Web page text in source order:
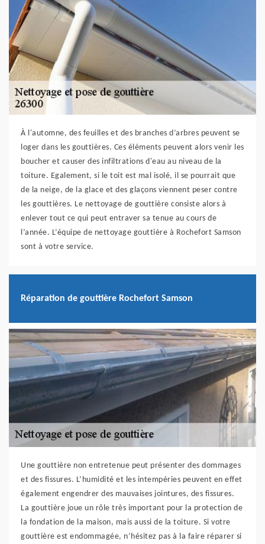
À l'automne, des feuilles et des branches d’arbres peuvent se
loger dans les gouttières. Ces éléments peuvent alors venir les
boucher et causer des infiltrations d'eau au niveau de la
toiture. Egalement, si le toit est mal isolé, il se pourrait que
de la neige, de la glace et des glaçons viennent peser contre
les gouttières. Le nettoyage de gouttière consiste alors à
enlever tout ce qui peut entraver sa tenue au cours de
l’année. L’équipe de nettoyage gouttière à Rochefort Samson
sont à votre service.
Réparation de gouttière Rochefort Samson
Une gouttière non entretenue peut présenter des dommages
et des fissures. L’humidité et les intempéries peuvent en effet
également engendrer des mauvaises jointures, des fissures.
La gouttière joue un rôle très important pour la protection de
la fondation de la maison, mais aussi de la toiture. Si votre
gouttière est endommagée, n’hésitez pas à la faire réparer si